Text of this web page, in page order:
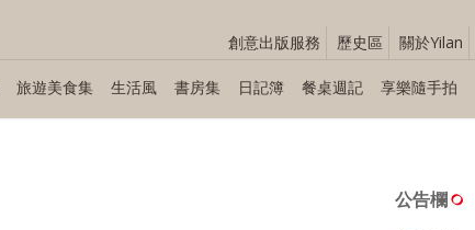
創意出版服務 歷史區 關於Yilan
旅遊美食集 生活風 書房集 日記簿 餐桌週記 享樂隨手拍
公告欄